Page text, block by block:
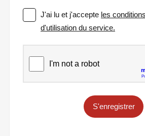
J'ai lu et j'accepte les
d'utilisation du service.
S'enregistrer